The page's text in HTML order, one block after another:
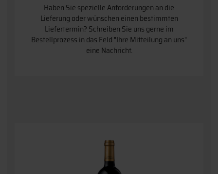
Haben Sie spezielle Anforderungen an die
Lieferung oder wünschen einen bestimmten
Liefertermin? Schreiben Sie uns gerne im
Bestellprozess in das Feld "Ihre Mitteilung an uns"
eine Nachricht.